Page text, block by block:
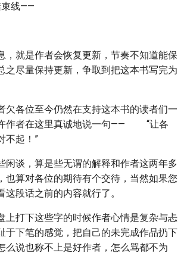
线——
，就是作者会恢复更新，节奏不知道能保
之尽量保持更新，争取到把这本书写完为
欠各位至今仍然在支持这本书的读者们一
作者在这里真诚地说一句—— “让各
不起！”
闲谈，算是些无谓的解释和作者这两年多
也算对各位的期待有个交待，当然如果您
这段话之前的内容就行了。
上打下这些字的时候作者心情是复杂与忐
于下笔的感觉，把自己的未完成作品扔下
么说也称不上是好作者，怎么骂都不为